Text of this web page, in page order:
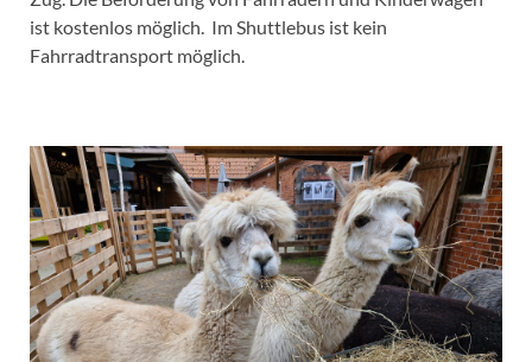
ist kostenlos möglich. Im Shuttlebus ist kein
Fahrradtransport möglich.